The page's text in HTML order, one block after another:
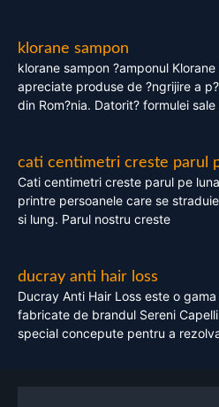
klorane sampon
klorane sampon ?amponul
apreciate produse de ?ngrijire a
din Rom?nia. Datorit? formulei
cati centimetri creste parul
Cati centimetri creste parul pe
printre persoanele care se
si lung. Parul nostru creste
ducray anti hair loss
Ducray Anti Hair Loss este o
fabricate de brandul Sereni
special concepute pentru a